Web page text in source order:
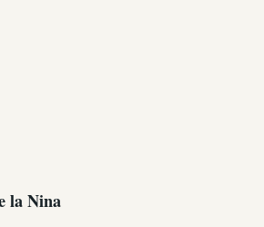
la Nina